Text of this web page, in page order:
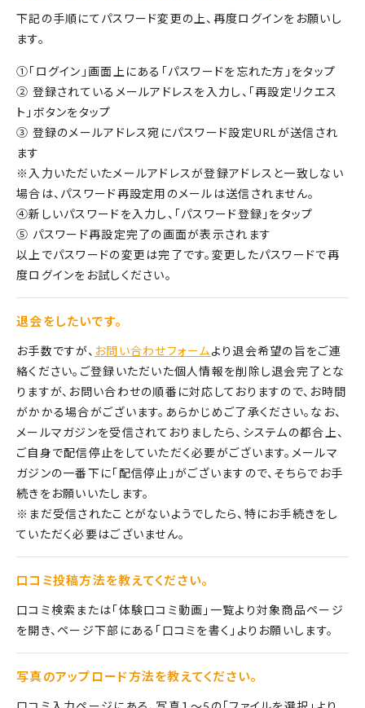
下記の手順にてパスワード変更の上、再度ログインをお願いし
ます。
①「ログイン」画面上にある「パスワードを忘れた方」をタップ
② 登録されているメールアドレスを入力し、「再設定リクエス
ト」ボタンをタップ
③ 登録のメールアドレス宛にパスワード設定URLが送信され
ます
※入力いただいたメールアドレスが登録アドレスと一致しない
場合は、パスワード再設定用のメールは送信されません。
④新しいパスワードを入力し、「パスワード登録」をタップ
⑤ パスワード再設定完了の画面が表示されます
以上でパスワードの変更は完了です。変更したパスワードで再
度ログインをお試しください。
退会をしたいです。
お手数ですが、 お問い合わせフォームより退会希望の旨をご連
絡ください。ご登録いただいた個人情報を削除し退会完了とな
りますが、お問い合わせの順番に対応しておりますので、お時間
がかかる場合がございます。あらかじめご了承ください。なお、
メールマガジンを受信されておりましたら、システムの都合上、
ご自身で配信停止をしていただく必要がございます。メールマ
ガジンの一番下に「配信停止」がございますので、そちらでお手
続きをお願いいたします。
※まだ受信されたことがないようでしたら、特にお手続きをし
ていただく必要はございません。
口コミ投稿方法を教えてください。
口コミ検索または「体験口コミ動画」一覧より対象商品ページ
を開き、ページ下部にある「口コミを書く」よりお願いします。
写真のアップロード方法を教えてください。